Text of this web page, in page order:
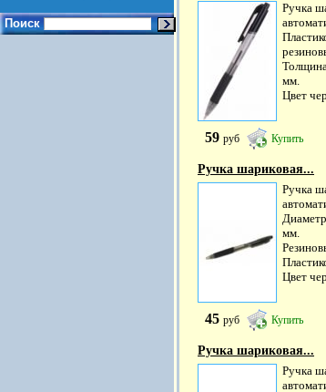
Поиск
Ручка
мм.
Цвет
59 руб Купить
Ручка шариковая...
Ручка
мм.
Цвет
45 руб Купить
Ручка шариковая...
Ручка